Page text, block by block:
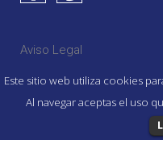
Aviso Legal
SÍGUENOS EN
Este sitio web utiliza cookies
Al navegar aceptas el uso